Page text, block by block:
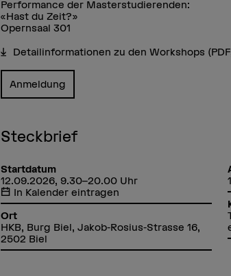
Performance der Masterstudierenden:
«Hast du Zeit?»
Opernsaal 301
Detailinformationen zu den Workshops
Anmeldung
Steckbrief
Startdatum
12.09.2026, 9.30–20.00 Uhr
In Kalender eintragen
Ort
HKB, Burg Biel, Jakob-Rosius-Strasse 16,
2502 Biel